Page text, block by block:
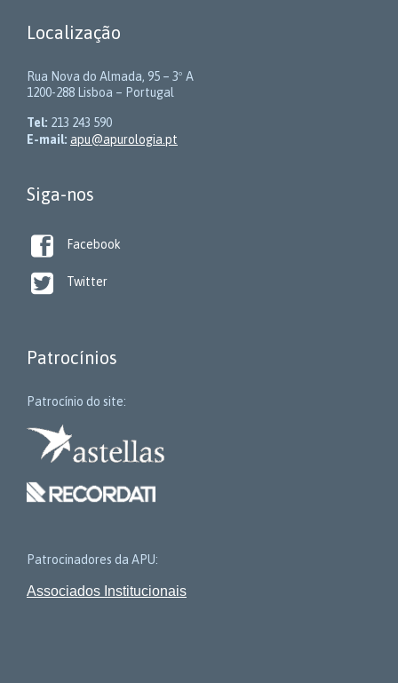
Localização
Rua Nova do Almada, 95 – 3º A
1200-288 Lisboa – Portugal
Tel: 213 243 590
E-mail: apu@apurologia.pt
Siga-nos
 Facebook
 Twitter
Patrocínios
Patrocínio do site:
Patrocinadores da APU:
Associados Institucionais